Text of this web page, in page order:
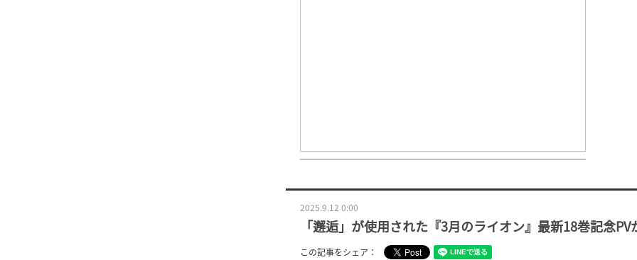
2025.9.12 0:00
「邂逅」が使用された『3月のライオン』最新18巻記念PV
この記事をシェア：